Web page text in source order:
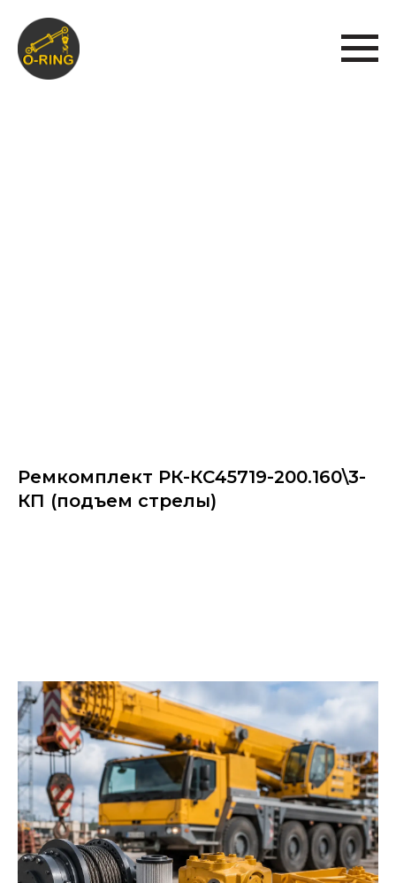
Ремкомплект РК-КС45719-200.160\3-
КП (подъем стрелы)